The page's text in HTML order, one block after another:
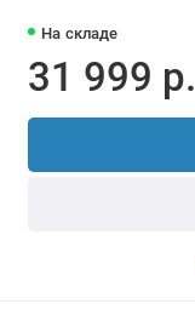
На складе
31 999 р.